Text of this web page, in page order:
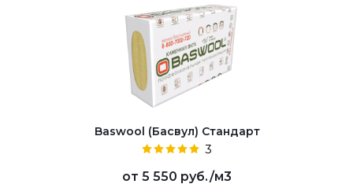
Baswool (Басвул) Стандарт
3
от 5 550 руб./м3